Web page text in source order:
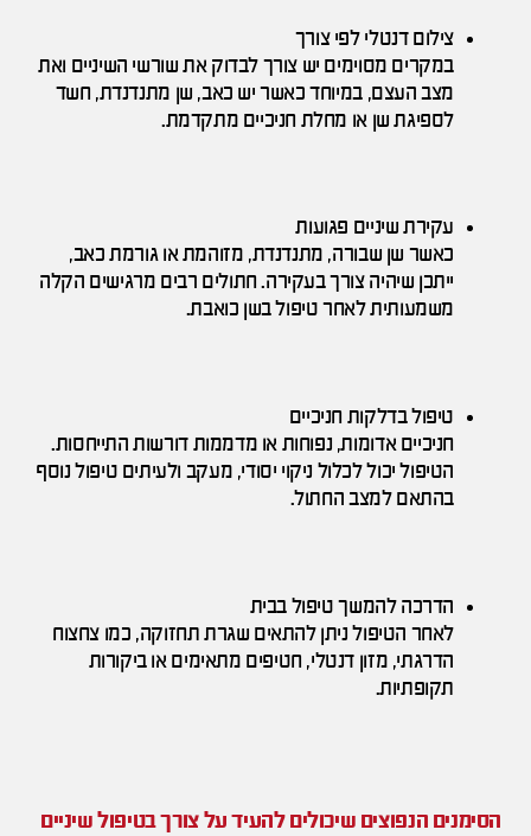
צילום דנטלי לפי צורך
במקרים מסוימים יש צורך לבדוק את שורשי השיניים ואת
מצב העצם, במיוחד כאשר יש כאב, שן מתנדנדת, חשד
לספיגת שן או מחלת חניכיים מתקדמת.
עקירת שיניים פגועות
כאשר שן שבורה, מתנדנדת, מזוהמת או גורמת כאב,
ייתכן שיהיה צורך בעקירה. חתולים רבים מרגישים הקלה
משמעותית לאחר טיפול בשן כואבת.
טיפול בדלקות חניכיים
חניכיים אדומות, נפוחות או מדממות דורשות התייחסות.
הטיפול יכול לכלול ניקוי יסודי, מעקב ולעיתים טיפול נוסף
בהתאם למצב החתול.
הדרכה להמשך טיפול בבית
לאחר הטיפול ניתן להתאים שגרת תחזוקה, כמו צחצוח
הדרגתי, מזון דנטלי, חטיפים מתאימים או ביקורות
תקופתיות.
הסימנים הנפוצים שיכולים להעיד על צורך בטיפול שיניים